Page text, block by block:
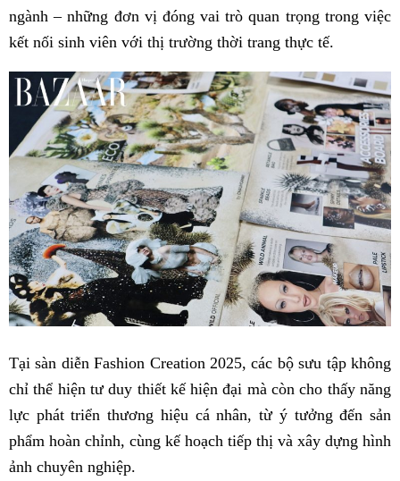
ngành – những đơn vị đóng vai trò quan trọng trong việc
kết nối sinh viên với thị trường thời trang thực tế.
Tại sàn diễn Fashion Creation 2025, các bộ sưu tập không
chỉ thể hiện tư duy thiết kế hiện đại mà còn cho thấy năng
lực phát triển thương hiệu cá nhân, từ ý tưởng đến sản
phẩm hoàn chỉnh, cùng kế hoạch tiếp thị và xây dựng hình
ảnh chuyên nghiệp.